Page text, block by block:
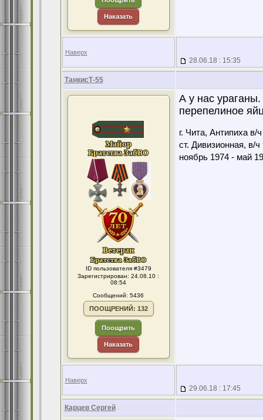
Наказать
Наверх
28.06.18 : 15:35
ТанкисТ-55
ID пользователя #3479
Зарегистрирован: 24.08.10 :
08:54
Сообщений: 5436
ПООЩРЕНИЙ: 132
Поощрить
Наказать
А у нас
перепелиное
г. Чита, Антипиха в/
ст. Дивизионная, в/ч
ноябрь 1974 - май
Наверх
29.06.18 : 17:45
Карцев Сергей